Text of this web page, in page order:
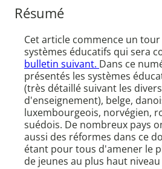
Résumé
Cet article commence un
systèmes éducatifs qui sera
bulletin suivant. Dans ce
présentés les systèmes
(très détaillé suivant les
d'enseignement), belge,
luxembourgeois, norvégien,
suédois. De nombreux pays
aussi des réformes dans ce
étant pour tous d'amener le
de jeunes au plus haut